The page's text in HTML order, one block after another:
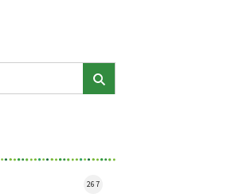
267